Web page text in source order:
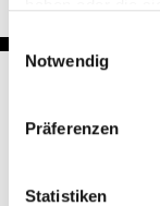
Einwilligungsauswahl
Notwendig
Präferenzen
Statistiken
Nachrichten